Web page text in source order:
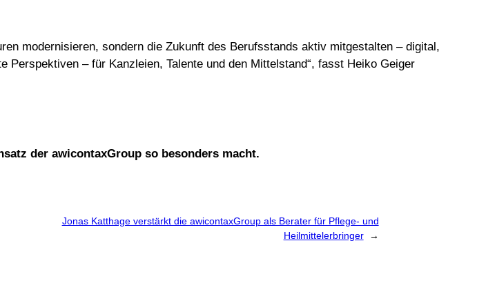
modernisieren, sondern die Zukunft des Berufsstands aktiv mitgestalten – digital,
– für Kanzleien, Talente und den Mittelstand“, fasst Heiko Geiger
der awicontaxGroup so besonders macht.
Jonas Katthage verstärkt die awicontaxGroup als Berater für Pflege- und
Heilmittelerbringer
→